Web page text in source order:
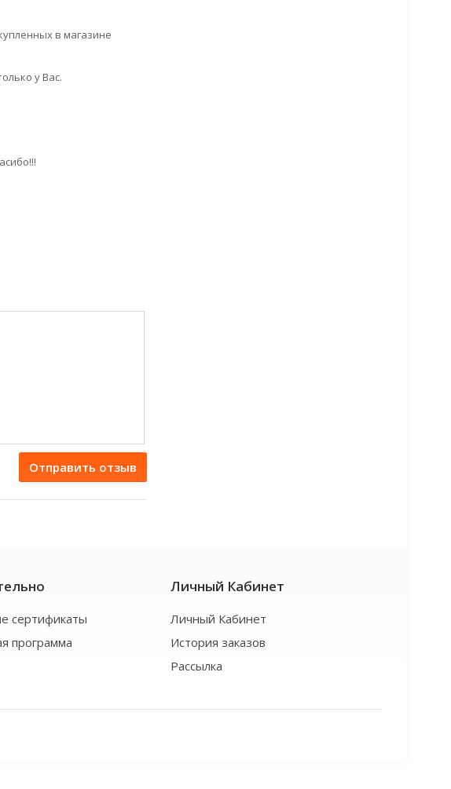
в магазине
у Вас.
Отправить отзыв
сертификаты
программа
Личный Кабинет
Личный Кабинет
История заказов
Рассылка